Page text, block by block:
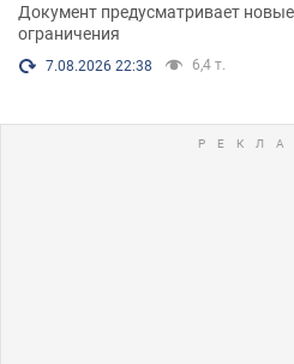
Документ предусматривает
ограничения
7.08.2026 22:38 6,4 т.